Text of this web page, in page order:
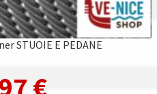
STUOIE E PEDANE